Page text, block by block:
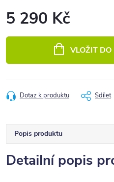
5 290 Kč
VLOŽIT DO
Dotaz k produktu Sdílet
Popis produktu
Detailní popis